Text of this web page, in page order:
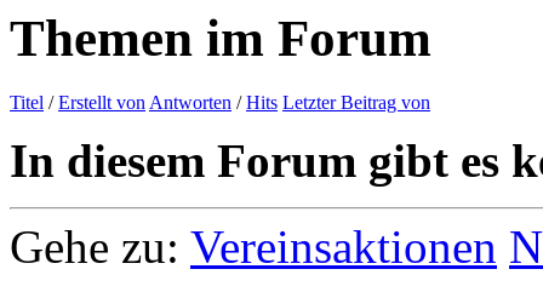
Themen im Forum
Titel /Erstellt von Antworten /Hits Letzter Beitrag von
In diesem Forum gibt es
Gehe zu: Vereinsaktionen